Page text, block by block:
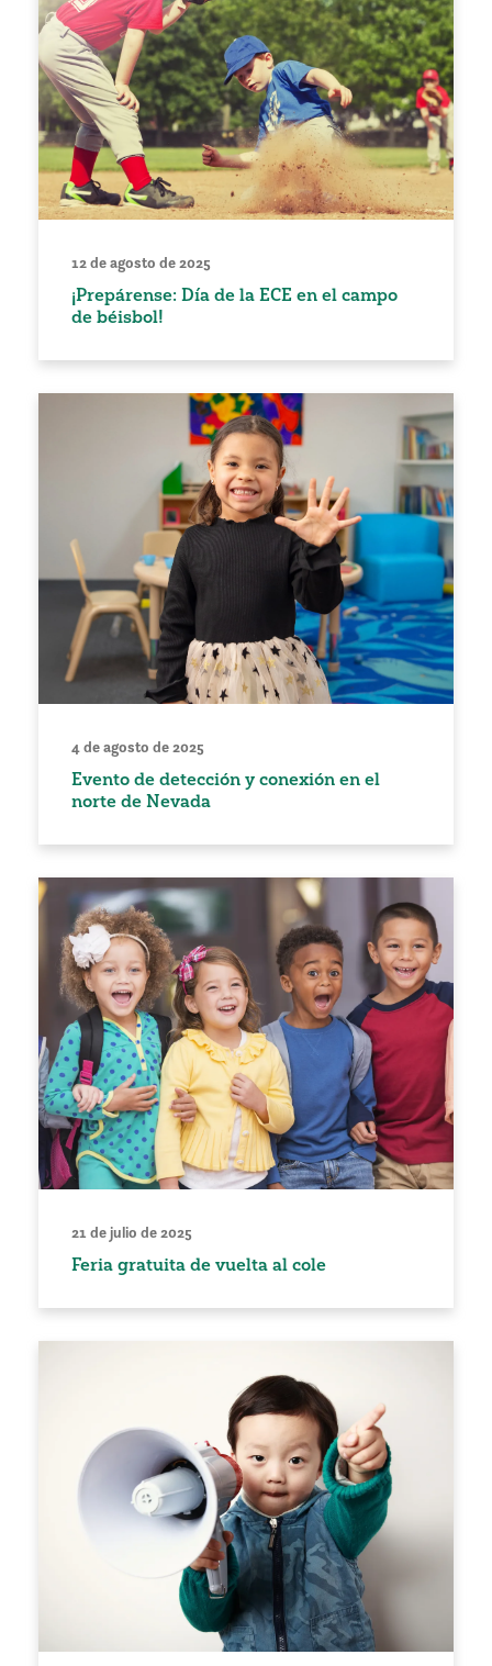
12 de agosto de 2025
¡Prepárense: Día de la ECE en el campo
de béisbol!
4 de agosto de 2025
Evento de detección y conexión en el
norte de Nevada
21 de julio de 2025
Feria gratuita de vuelta al cole